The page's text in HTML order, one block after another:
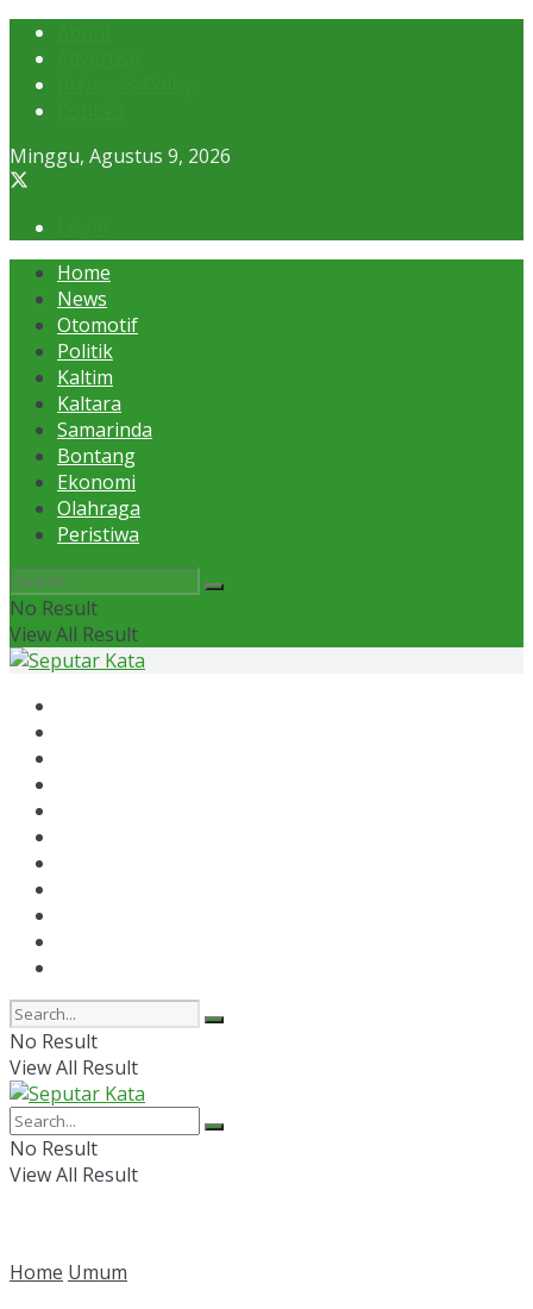
Minggu, Agustus 9, 2026
Home
News
Otomotif
Politik
Kaltim
Kaltara
Samarinda
Bontang
Ekonomi
Olahraga
Peristiwa
No Result
View All Result
No Result
View All Result
No Result
View All Result
Home Umum